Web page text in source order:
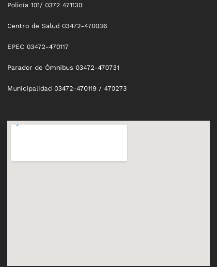
Policía 101/ 0372 471130
Centro de Salud 03472-470036
EPEC 03472-470117
Parador de Ómnibus 03472-470731
Municipalidad 03472-470119 / 470273